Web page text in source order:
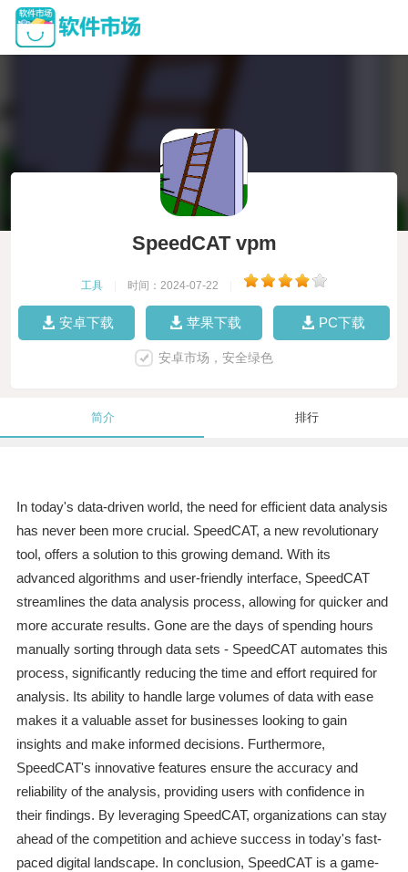
SpeedCAT vpm
工具 时间：2024-07-22
安卓下载 苹果下载 PC下载
安卓市场，安全绿色
简介 排行
In today's data-driven world, the need for efficient data analysis
has never been more crucial. SpeedCAT, a new revolutionary
tool, offers a solution to this growing demand. With its
advanced algorithms and user-friendly interface, SpeedCAT
streamlines the data analysis process, allowing for quicker and
more accurate results. Gone are the days of spending hours
manually sorting through data sets - SpeedCAT automates this
process, significantly reducing the time and effort required for
analysis. Its ability to handle large volumes of data with ease
makes it a valuable asset for businesses looking to gain
insights and make informed decisions. Furthermore,
SpeedCAT's innovative features ensure the accuracy and
reliability of the analysis, providing users with confidence in
their findings. By leveraging SpeedCAT, organizations can stay
ahead of the competition and achieve success in today's fast-
paced digital landscape. In conclusion, SpeedCAT is a game-